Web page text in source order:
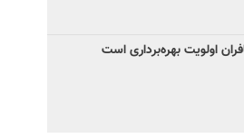
اولویت بهره‌برداری است